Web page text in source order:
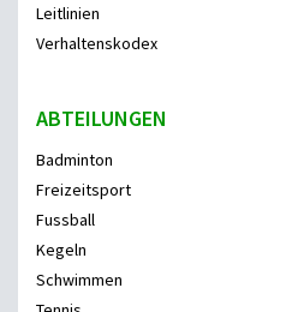
Leitlinien
Verhaltenskodex
ABTEILUNGEN
Badminton
Freizeitsport
Fussball
Kegeln
Schwimmen